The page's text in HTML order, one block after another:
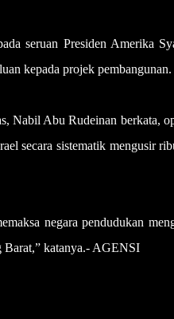
seruan Presiden Amerika
kepada projek pembangunan.
Nabil Abu Rudeinan berkata,
secara sistematik mengusir
negara pendudukan
Barat,” katanya.- AGENSI